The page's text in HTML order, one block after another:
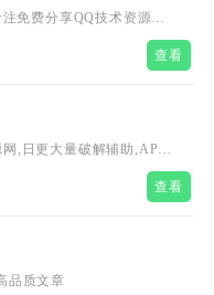
免费分享QQ技术资源及
教学技术资源，努力为各
种自学技术教程请花海资源
查看
,日更大量破解辅助,APP,
供刚更新最热的各种资源
查看
品质文章